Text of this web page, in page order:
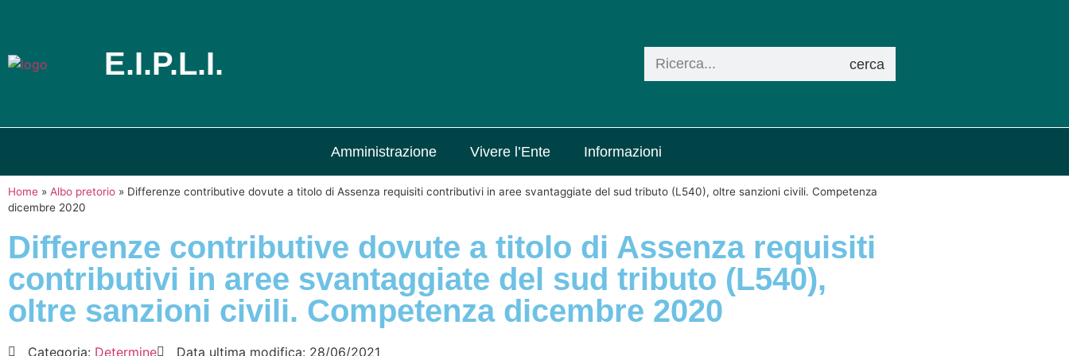
E.I.P.L.I. cerca
Amministrazione Vivere l’Ente Informazioni
Home » Albo pretorio » Differenze contributive dovute a titolo di Assenza requisiti contributivi in aree svantaggiate del sud tributo (L540), oltre sanzioni civili. Competenza
dicembre 2020
Differenze contributive dovute a titolo di Assenza requisiti
contributivi in aree svantaggiate del sud tributo (L540),
oltre sanzioni civili. Competenza dicembre 2020
Categoria: Determine Data ultima modifica: 28/06/2021